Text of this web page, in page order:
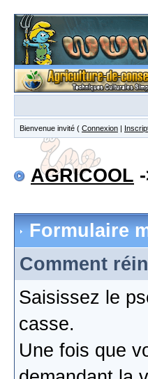
Bienvenue invité ( Connexion |
AGRICOOL
Formulaire
Comment
Saisissez le
casse.
Une fois que